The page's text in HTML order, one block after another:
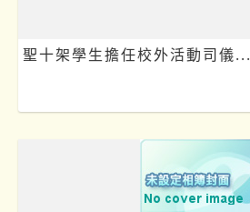
聖十架學生擔任校外活動司儀...